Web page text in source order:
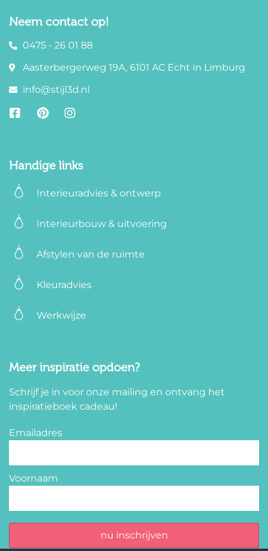
Neem contact op!
0475 - 26 01 88
Aasterbergerweg 19A, 6101 AC Echt in Limburg
info@stijl3d.nl
Handige links
Interieuradvies & ontwerp
Interieurbouw & uitvoering
Afstylen van de ruimte
Kleuradvies
Werkwijze
Meer inspiratie opdoen?
Schrijf je in voor onze mailing en ontvang het
inspiratieboek cadeau!
Emailadres
Voornaam
nu inschrijven